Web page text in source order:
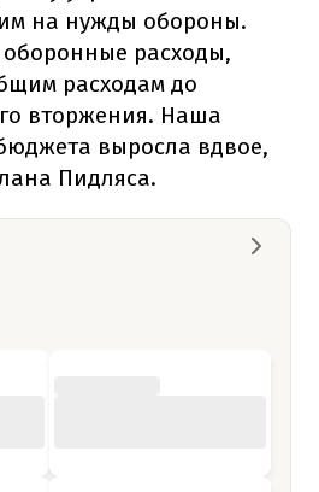
на нужды обороны.
оборонные расходы,
расходам до
вторжения. Наша
выросла вдвое,
Пидляса.